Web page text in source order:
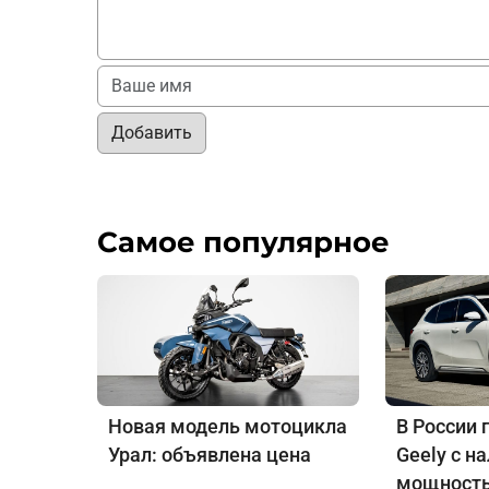
Добавить
Самое популярное
Новая модель мотоцикла
Урал: объявлена цена
В России
Geely с